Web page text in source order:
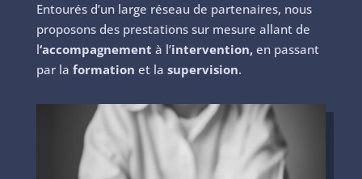
Entourés d’un large réseau de partenaires, nous
proposons des prestations sur mesure allant de
l‘accompagnement à l’intervention, en passant
par la formation et la supervision.